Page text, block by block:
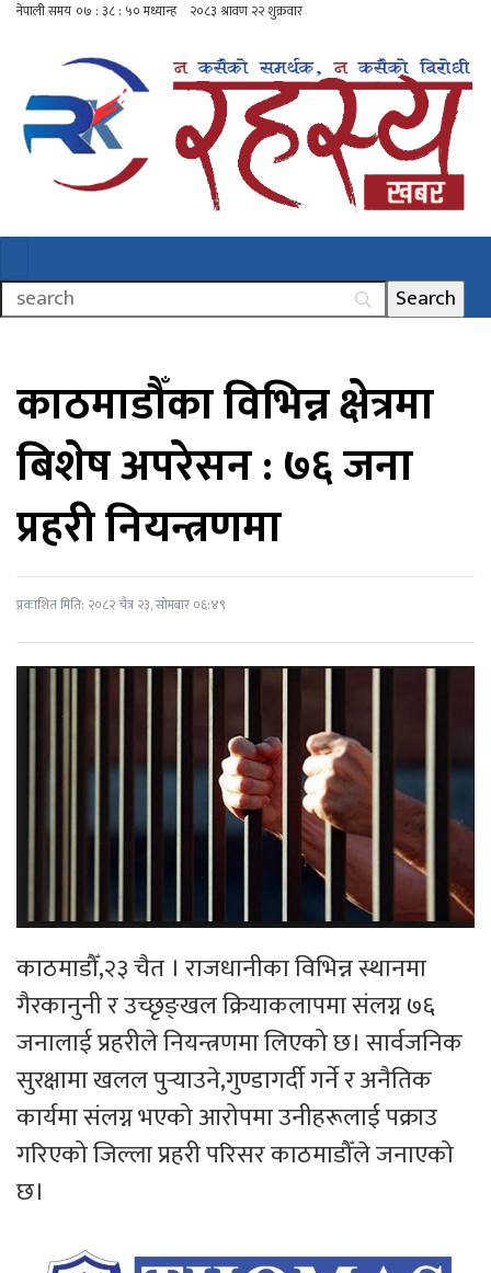
काठमाडौँका विभिन्न क्षेत्रमा
बिशेष अपरेसन : ७६ जना
प्रहरी नियन्त्रणमा
प्रकाशित मिति: २०८२ चैत्र २३, सोमबार ०६:४९
काठमाडौँ,२३ चैत । राजधानीका विभिन्न स्थानमा
गैरकानुनी र उच्छृङ्खल क्रियाकलापमा संलग्न ७६
जनालाई प्रहरीले नियन्त्रणमा लिएको छ। सार्वजनिक
सुरक्षामा खलल पुर्‍याउने,गुण्डागर्दी गर्ने र अनैतिक
कार्यमा संलग्न भएको आरोपमा उनीहरूलाई पक्राउ
गरिएको जिल्ला प्रहरी परिसर काठमाडौँले जनाएको
छ।